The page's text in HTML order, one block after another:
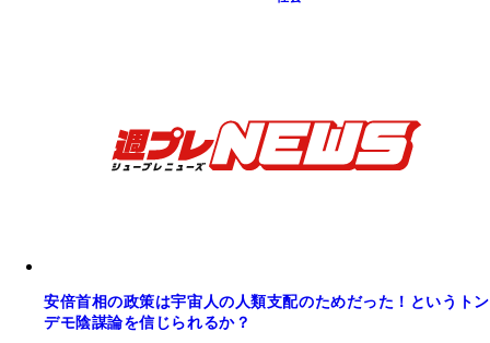
安倍首相の政策は宇宙人の人類支配のためだった！というトン
デモ陰謀論を信じられるか？